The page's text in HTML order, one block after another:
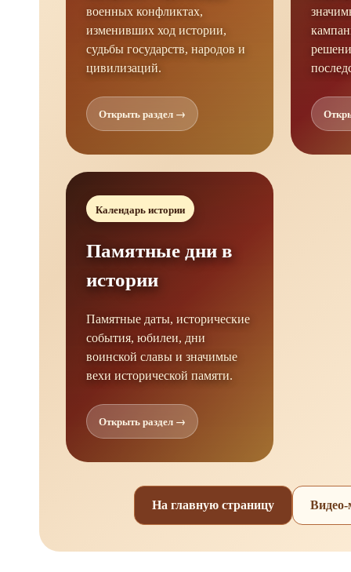
военных конфликтах,
изменивших ход истории,
судьбы государств, народов и
цивилизаций.
Открыть раздел →
Календарь истории
Памятные дни в
истории
Памятные даты, исторические
события, юбилеи, дни
воинской славы и значимые
вехи исторической памяти.
Открыть раздел →
На главную страницу